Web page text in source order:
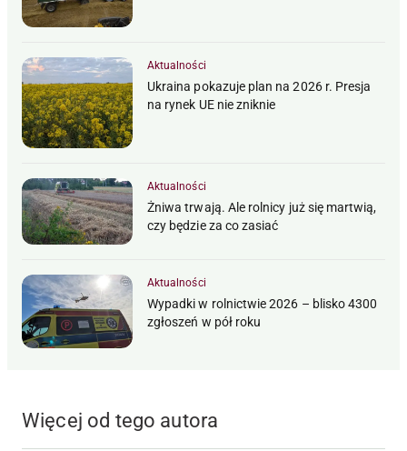
Aktualności
Ukraina pokazuje plan na 2026 r. Presja
na rynek UE nie zniknie
Aktualności
Żniwa trwają. Ale rolnicy już się martwią,
czy będzie za co zasiać
Aktualności
Wypadki w rolnictwie 2026 – blisko 4300
zgłoszeń w pół roku
Więcej od tego autora